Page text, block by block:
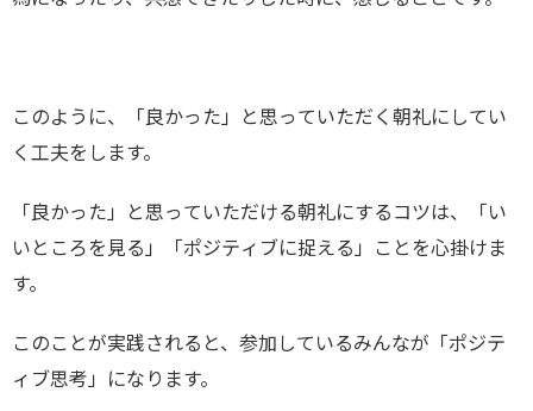
このように、「良かった」と思っていただく朝礼にしてい
く工夫をします。
「良かった」と思っていただける朝礼にするコツは、「い
いところを見る」「ポジティブに捉える」ことを心掛けま
す。
このことが実践されると、参加しているみんなが「ポジテ
ィブ思考」になります。